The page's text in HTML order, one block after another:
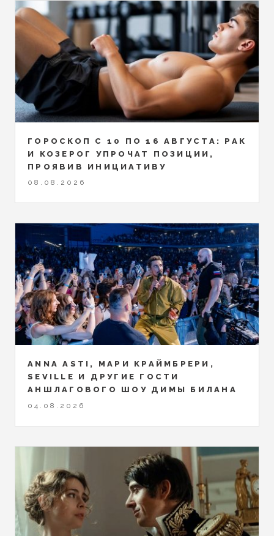
ГОРОСКОП С 10 ПО 16 АВГУСТА: РАК
И КОЗЕРОГ УПРОЧАТ ПОЗИЦИИ,
ПРОЯВИВ ИНИЦИАТИВУ
08.08.2026
ANNA ASTI, МАРИ КРАЙМБРЕРИ,
SEVILLE И ДРУГИЕ ГОСТИ
АНШЛАГОВОГО ШОУ ДИМЫ БИЛАНА
04.08.2026